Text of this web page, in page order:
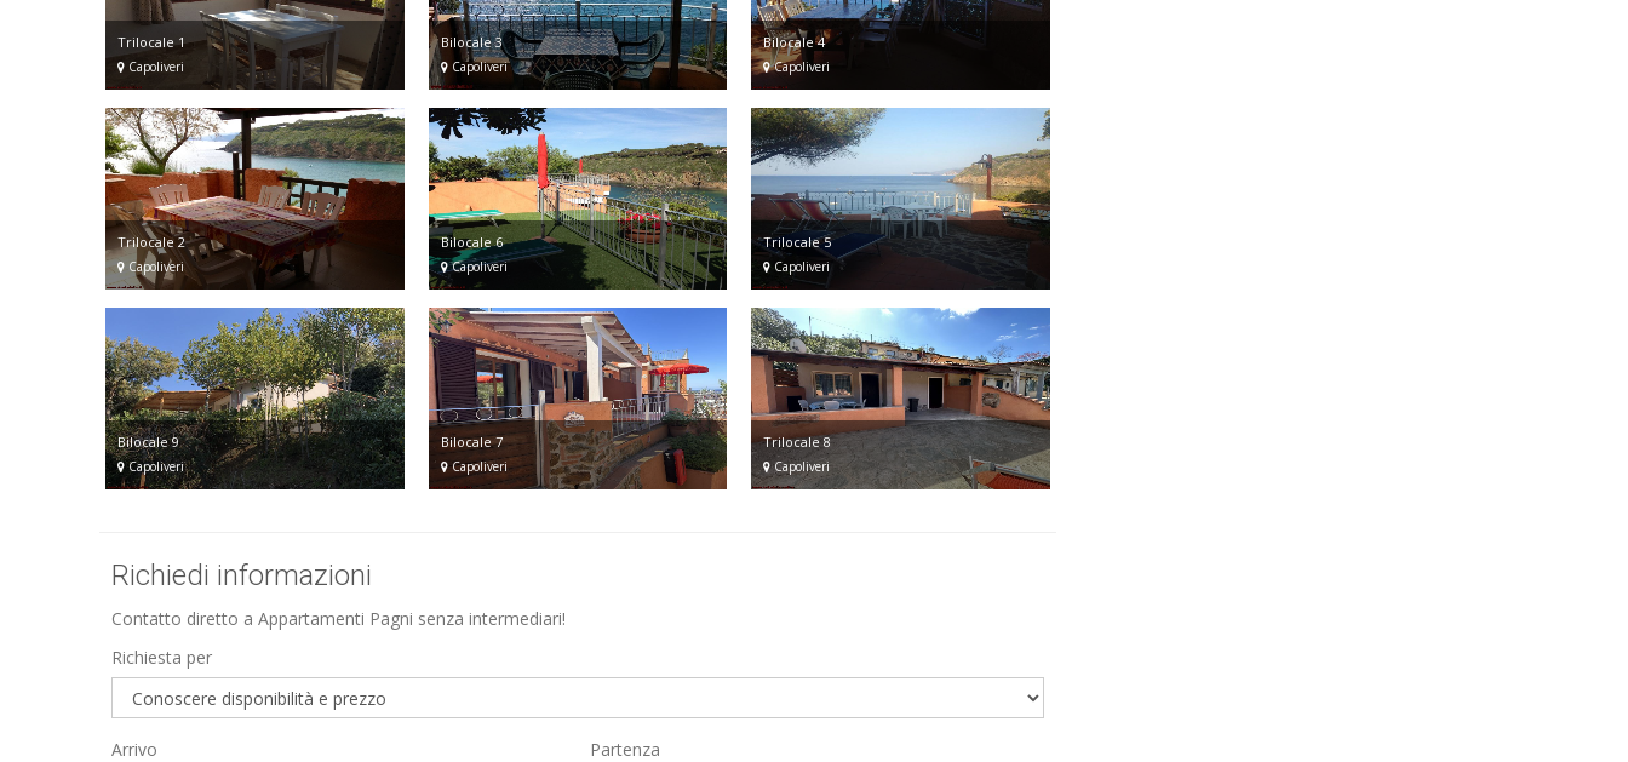
Trilocale 1
Capoliveri
Bilocale 3
Capoliveri
Bilocale 4
Capoliveri
Trilocale 2
Capoliveri
Bilocale 6
Capoliveri
Trilocale 5
Capoliveri
Bilocale 9
Capoliveri
Bilocale 7
Capoliveri
Trilocale 8
Capoliveri
Richiedi informazioni
Contatto diretto a Appartamenti Pagni senza intermediari!
Richiesta per
Arrivo Partenza